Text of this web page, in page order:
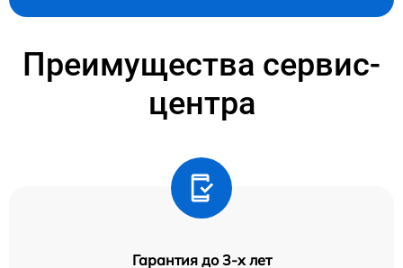
Преимущества сервис-
центра
Гарантия до 3-х лет